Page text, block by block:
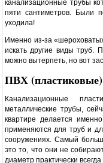
канализационные трубы
пяти сантиметров. Были
уходила!
Именно из-за
искать другие виды труб.
можно вытерпеть, но вот
ПВХ
Канализационные
металлические трубы,
квартире делается
применяются для труб и
сооружениях. Самый
это то, что они не
диаметр практически